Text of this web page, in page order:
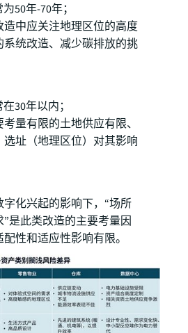
50年-70年；
造中应关注地理区位的高度
统改造、减少碳排放的挑
30年以内；
量有限的土地供应有限、
选址（地理区位）对其影响
化兴起的影响下，“场所
是此类改造的主要考量因
性和适应性影响有限。